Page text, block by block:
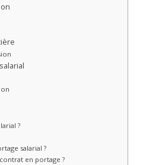
?
salarial ?
en portage ?